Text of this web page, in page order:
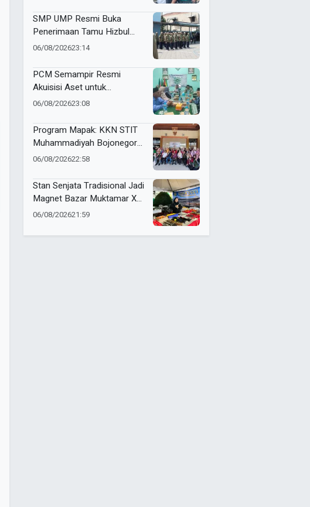
SMP UMP Resmi Buka
Penerimaan Tamu Hizbul
Wathan, Tema “Satu Qobilah,
06/08/202623:14
PCM Semampir Resmi
Akuisisi Aset untuk
Pengembangan Amal Usaha
06/08/202623:08
Program Mapak: KKN STIT
Muhammadiyah Bojonegoro
Gelar Sosialisasi Pengolahan
06/08/202622:58
Stan Senjata Tradisional Jadi
Magnet Bazar Muktamar XVI
Tapak Suci Sedunia
06/08/202621:59